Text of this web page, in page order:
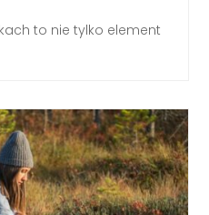
to nie tylko element